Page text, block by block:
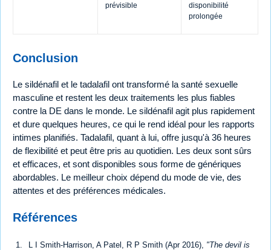
prévisible
disponibilité
prolongée
Conclusion
Le sildénafil et le tadalafil ont transformé la santé sexuelle
masculine et restent les deux traitements les plus fiables
contre la DE dans le monde. Le sildénafil agit plus rapidement
et dure quelques heures, ce qui le rend idéal pour les rapports
intimes planifiés. Tadalafil, quant à lui, offre jusqu'à 36 heures
de flexibilité et peut être pris au quotidien. Les deux sont sûrs
et efficaces, et sont disponibles sous forme de génériques
abordables. Le meilleur choix dépend du mode de vie, des
attentes et des préférences médicales.
Références
L I Smith-Harrison, A Patel, R P Smith (Apr 2016), "The devil is